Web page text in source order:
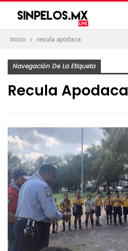
Inicio recula apodaca
Navegación De La Etiqueta
Recula Apodaca